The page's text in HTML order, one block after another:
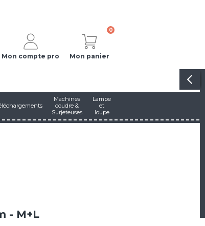
Mon compte pro
0
Mon panier
Machines
coudre &
Surjeteuses
Lampe
et
loupe
- M+L